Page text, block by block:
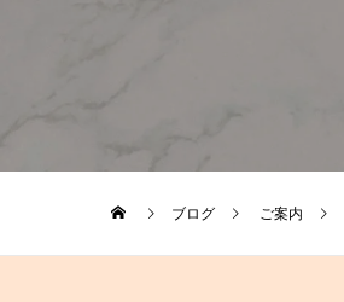
ブログ ご案内